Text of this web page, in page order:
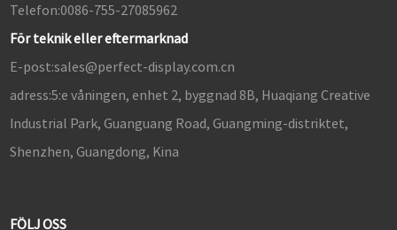
Telefon:0086-755-27085962
För teknik eller eftermarknad
E-post:sales@perfect-display.com.cn
adress:5:e våningen, enhet 2, byggnad 8B, Huaqiang Creative
Industrial Park, Guanguang Road, Guangming-distriktet,
Shenzhen, Guangdong, Kina
FÖLJ OSS